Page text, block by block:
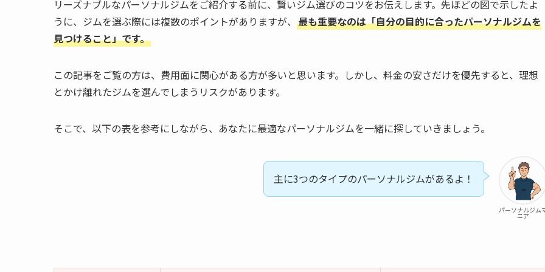
リーズナブルなパーソナルジムをご紹介する前に、賢いジム選びのコツをお伝えします。先ほどの図で示したよ
うに、ジムを選ぶ際には複数のポイントがありますが、 最も重要なのは「自分の目的に合ったパーソナルジムを
見つけること」です。
この記事をご覧の方は、費用面に関心がある方が多いと思います。しかし、料金の安さだけを優先すると、理想
とかけ離れたジムを選んでしまうリスクがあります。
そこで、以下の表を参考にしながら、あなたに最適なパーソナルジムを一緒に探していきましょう。
パーソナルジム
ニア
主に3つのタイプのパーソナルジムがあるよ！